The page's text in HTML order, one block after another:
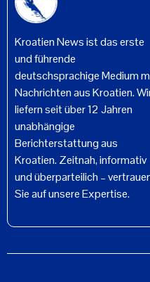
Kroatien News ist das erste
und führende
deutschsprachige Medium
Nachrichten aus Kroatien.
liefern seit über 12 Jahren
unabhängige
Berichterstattung aus
Kroatien. Zeitnah, informativ
und überparteilich –
Sie auf unsere Expertise.